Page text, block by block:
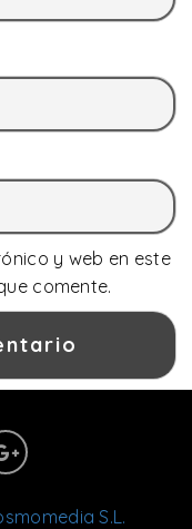
y web en este
comente.
S.L.